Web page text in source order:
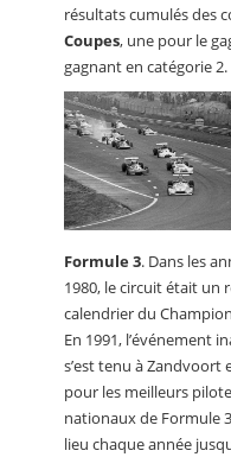
résultats cumulés des
Coupes, une pour le
gagnant en catégorie 2.
Formule 3. Dans les
1980, le circuit était un
calendrier du
En 1991, l’événement
s’est tenu à
pour les meilleurs
nationaux de Formule
lieu chaque année